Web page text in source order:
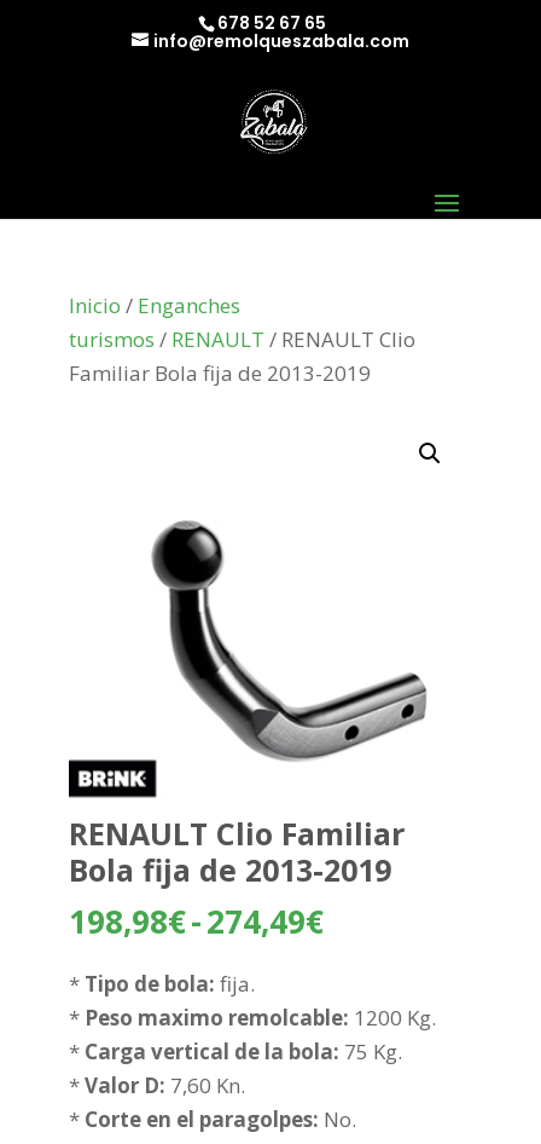
678 52 67 65
info@remolqueszabala.com
Inicio / Enganches
turismos / RENAULT / RENAULT Clio
Familiar Bola fija de 2013-2019
RENAULT Clio Familiar
Bola fija de 2013-2019
198,98€-274,49€Rango
desde
198,98€
274,49€
* Tipo de bola: fija.
* Peso maximo remolcable: 1200 Kg.
* Carga vertical de la bola: 75 Kg.
*Valor D: 7,60 Kn.
* Corte en el paragolpes: No.